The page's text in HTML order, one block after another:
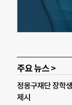
주요 뉴스 >
정몽구재단 장학
제시